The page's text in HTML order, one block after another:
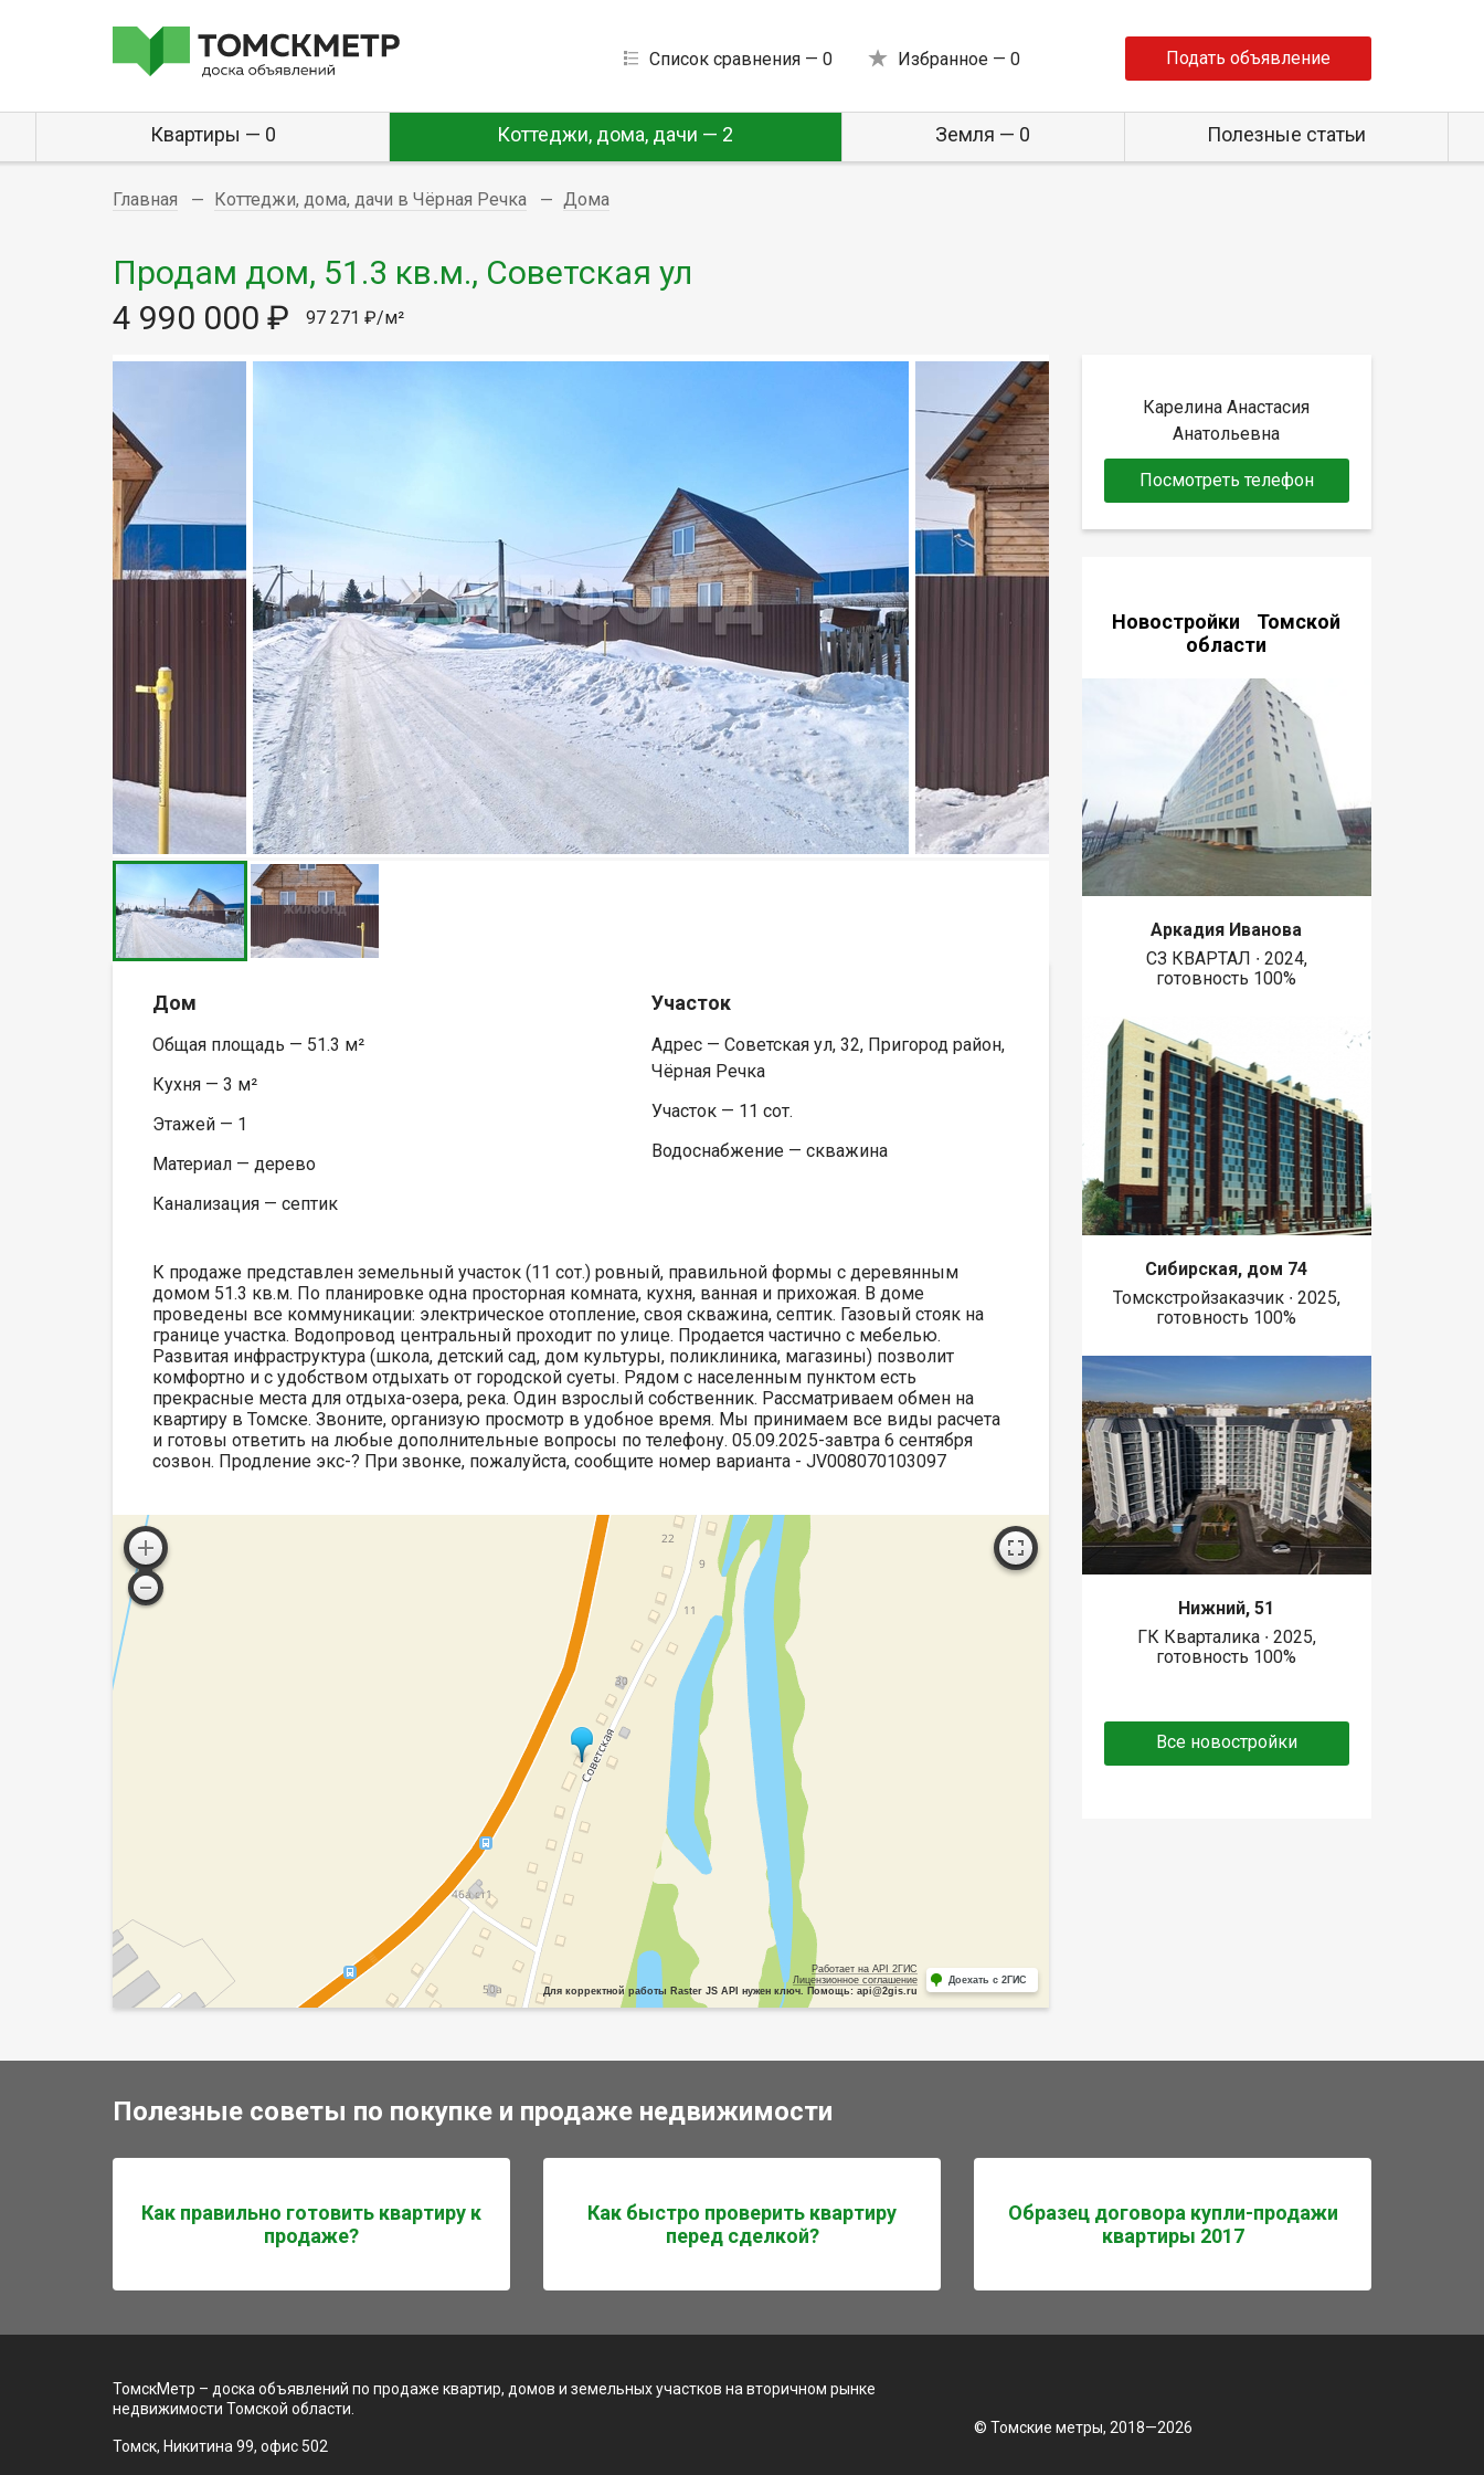
Список сравнения — 0 Избранное — 0 Подать объявление
Квартиры — 0 Коттеджи, дома, дачи — 2 Земля — 0 Полезные статьи
Главная Коттеджи, дома, дачи в Чёрная Речка Дома
Продам дом, 51.3 кв.м., Советская ул
4 990 000 ₽
97 271 ₽/м²
Дом
Общая площадь — 51.3 м²
Кухня — 3 м²
Этажей — 1
Материал — дерево
Канализация — септик
Участок
Адрес — Советская ул, 32, Пригород район,
Чёрная Речка
Участок — 11 сот.
Водоснабжение — скважина
К продаже представлен земельный участок (11 сот.) ровный, правильной формы с деревянным
домом 51.3 кв.м. По планировке одна просторная комната, кухня, ванная и прихожая. В доме
проведены все коммуникации: электрическое отопление, своя скважина, септик. Газовый стояк на
границе участка. Водопровод центральный проходит по улице. Продается частично с мебелью.
Развитая инфраструктура (школа, детский сад, дом культуры, поликлиника, магазины) позволит
комфортно и с удобством отдыхать от городской суеты. Рядом с населенным пунктом есть
прекрасные места для отдыха-озера, река. Один взрослый собственник. Рассматриваем обмен на
квартиру в Томске. Звоните, организую просмотр в удобное время. Мы принимаем все виды расчета
и готовы ответить на любые дополнительные вопросы по телефону. 05.09.2025-завтра 6 сентября
созвон. Продление экс-? При звонке, пожалуйста, сообщите номер варианта - JV008070103097
Работает на API 2ГИС
Лицензионное соглашение
Для корректной работы Raster JS API нужен ключ. Помощь: api@2gis.ru
Доехать с 2ГИС
Карелина Анастасия
Анатольевна
Посмотреть телефон
Новостройки Томской
области
Аркадия Иванова
СЗ КВАРТАЛ ∙ 2024,
готовность 100%
Сибирская, дом 74
Томскстройзаказчик ∙ 2025,
готовность 100%
Нижний, 51
ГК Кварталика ∙ 2025,
готовность 100%
Все новостройки
Полезные советы по покупке и продаже недвижимости
Как правильно готовить квартиру к
продаже?
Как быстро проверить квартиру
перед сделкой?
Образец договора купли-продажи
квартиры 2017
ТомскМетр – доска объявлений по продаже квартир, домов и земельных участков на вторичном рынке
недвижимости Томской области.
Томск, Никитина 99, офис 502
© Томские метры, 2018—2026